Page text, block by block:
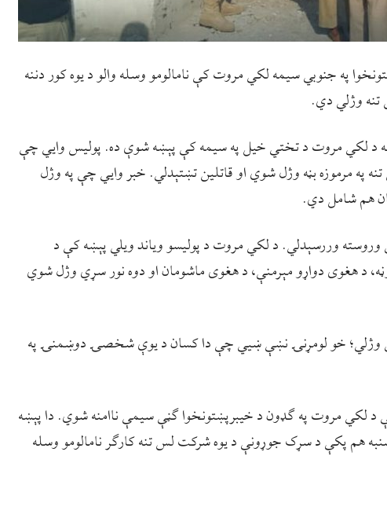
په جنوبي سیمه لکي مروت کې نامالومو وسله والو د یوه کور دننه
تنه وژلي دي.
د لکي مروت د تختي خیل په سیمه کې پېښه شوې ده. پولیس وایي چې
په مرموزه بڼه وژل شوي او قاتلین تښتېدلي. خبر وایي چې په وژل
هم شامل دي.
وررسېدلي. د لکي مروت د پولیسو ویاند ویلي پېښه کې د
د هغوی دواړو مېرمنې، د هغوی ماشومان او دوه نور سړي وژل شوي
وژلي؛ خو لومړنۍ نښې ښيي چې دا کسان د یوې شخصۍ دوښمنۍ په
لکي مروت په ګډون د خیبرپښتونخوا ګڼې سیمې ناامنه شوي. دا پېښه
هم پکې د سړک جوړونې د یوه شرکت لس تنه کارګر نامالومو وسله